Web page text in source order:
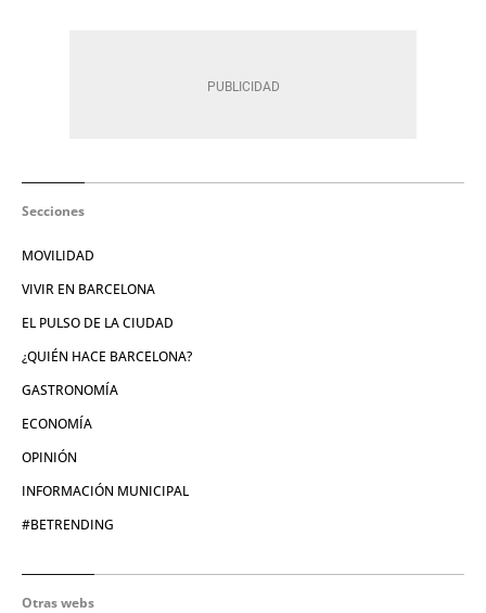
Secciones
MOVILIDAD
VIVIR EN BARCELONA
EL PULSO DE LA CIUDAD
¿QUIÉN HACE BARCELONA?
GASTRONOMÍA
ECONOMÍA
OPINIÓN
INFORMACIÓN MUNICIPAL
#BETRENDING
Otras webs